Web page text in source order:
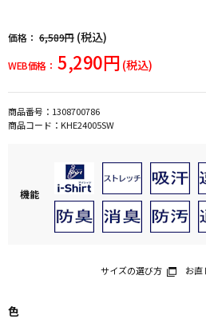
価格： 6,589円 (税込)
WEB価格： 5,290円 (税込)
商品番号： 1308700786
商品コード： KHE24005SW
機能
サイズの選び方 お直
色